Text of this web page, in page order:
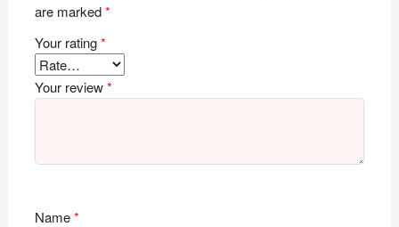
are marked*
Your rating*
Your review*
Name*